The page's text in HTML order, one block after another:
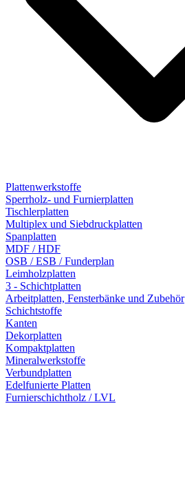
Plattenwerkstoffe
Sperrholz- und Furnierplatten
Tischlerplatten
Multiplex und Siebdruckplatten
Spanplatten
MDF / HDF
OSB / ESB / Funderplan
Leimholzplatten
3 - Schichtplatten
Arbeitplatten, Fensterbänke und Zubehör
Schichtstoffe
Kanten
Dekorplatten
Kompaktplatten
Mineralwerkstoffe
Verbundplatten
Edelfunierte Platten
Furnierschichtholz / LVL